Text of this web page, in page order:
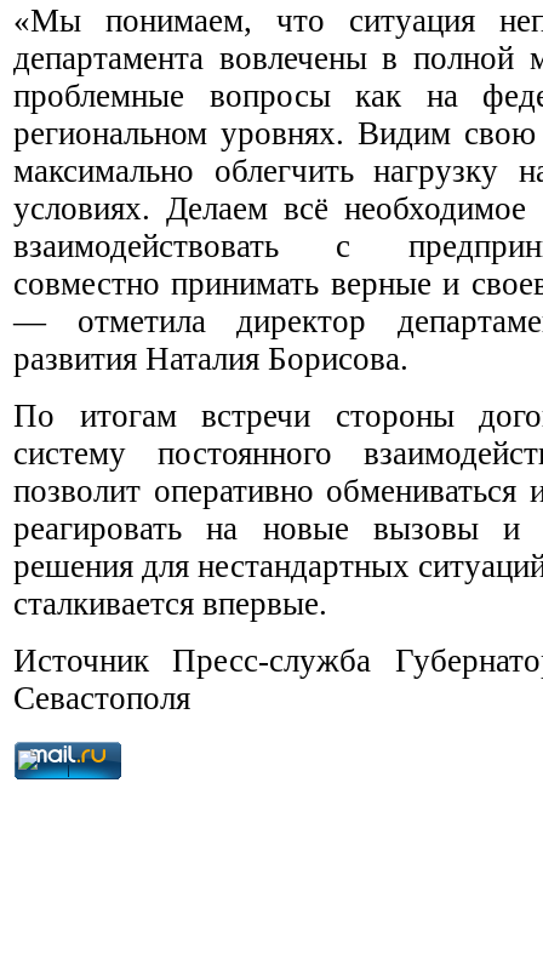
«Мы понимаем, что ситуация
департамента вовлечены в полной
проблемные вопросы как на
региональном уровнях. Видим
максимально облегчить нагрузку
условиях. Делаем всё
взаимодействовать с
совместно принимать верные и
— отметила директор
развития Наталия Борисова.
По итогам встречи стороны
систему постоянного
позволит оперативно
реагировать на новые вызовы и
решения для нестандартных
сталкивается впервые.
Источник Пресс-служба
Севастополя